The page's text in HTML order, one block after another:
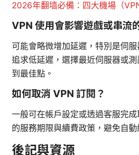
2026年翻墙必備：四大機場（
VPN 使用會影響遊戲或串流
可能會略微增加延遲，特別是伺
追求低延遲，選擇最近伺服器或
到最佳點。
如何取消 VPN 訂閱？
一般可在帳戶設定或透過客服完
的服務期限與續費政策，避免自動
後記與資源